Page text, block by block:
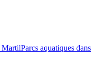
MartilParcs aquatiques dans